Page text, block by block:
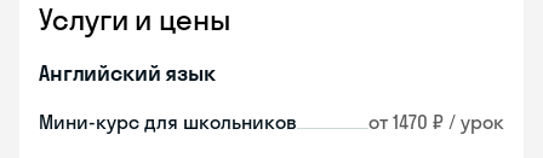
Услуги и цены
Английский язык
Мини-курс для школьников от 1470 ₽ / урок